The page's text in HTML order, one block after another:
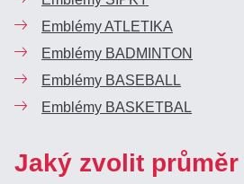
Emblémy ATLETIKA
Emblémy BADMINTON
Emblémy BASEBALL
Emblémy BASKETBAL
Jaký zvolit průměr